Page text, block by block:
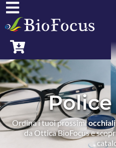
Police
Ordina i tuoi prossimi
da Ottica BioFocus e